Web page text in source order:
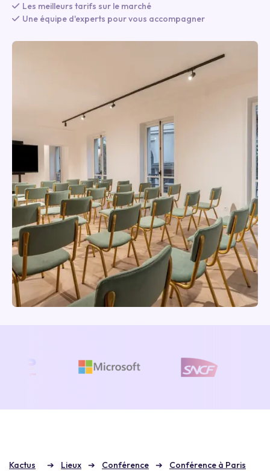
Les meilleurs tarifs sur le marché
Une équipe d'experts pour vous accompagner
Kactus Lieux Conférence
Conférence à Paris